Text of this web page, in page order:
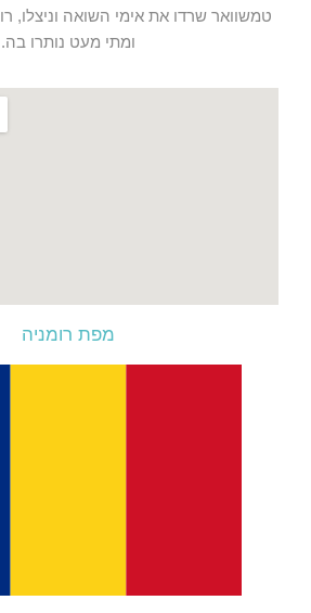
טמשוואר שרדו את אימי השואה וניצלו,
ומתי מעט נותרו בה.
מפת רומניה